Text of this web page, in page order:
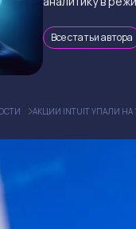
Все статьи автора
АКЦИИ INTUIT УПАЛИ